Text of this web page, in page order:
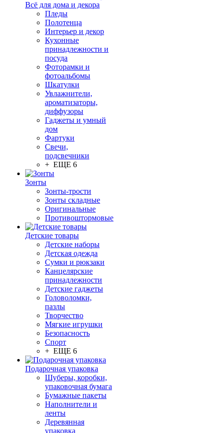
Всё для дома и декора
Пледы
Полотенца
Интерьер и декор
Кухонные
принадлежности и
посуда
Фоторамки и
фотоальбомы
Шкатулки
Увлажнители,
ароматизаторы,
диффузоры
Гаджеты и умный
дом
Фартуки
Свечи,
подсвечники
+ ЕЩЕ 6
Зонты
Зонты-трости
Зонты складные
Оригинальные
Противоштормовые
Детские товары
Детские наборы
Детская одежда
Сумки и рюкзаки
Канцелярские
принадлежности
Детские гаджеты
Головоломки,
пазлы
Творчество
Мягкие игрушки
Безопасность
Спорт
+ ЕЩЕ 6
Подарочная упаковка
Шуберы, коробки,
упаковочная бумага
Бумажные пакеты
Наполнители и
ленты
Деревянная
упаковка